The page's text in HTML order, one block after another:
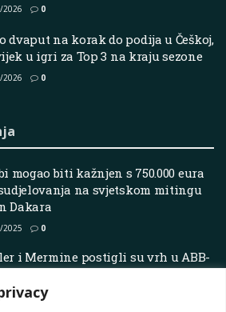
2026 0
dvaput na korak do podija u Češkoj,
u igri za Top 3 na kraju sezone
2026 0
mogao biti kažnjen s 750.000 eura
na svjetskom mitingu
Dakara
2025 0
i Mermine postigli su vrh u ABB-
na Outlanu nakon